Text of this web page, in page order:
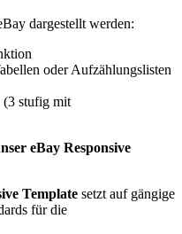
dargestellt werden:
oder Aufzählungslisten
(3 stufig mit
eBay Responsive
Template setzt auf gängige
für die